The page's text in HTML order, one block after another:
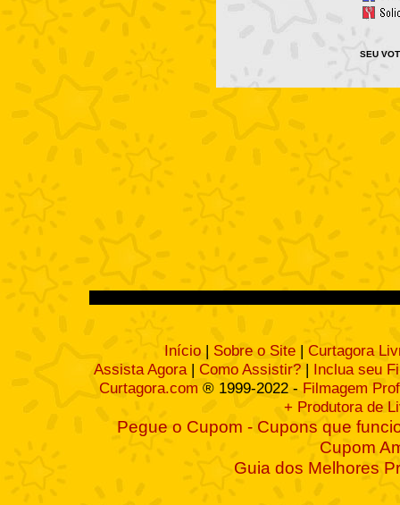
SEU
Início | Sobre o Site | Curtagora
Assista Agora| Como Assistir? | Inclua seu
Curtagora.com ® 1999-2022 - Filmagem
+ Produtora de
Pegue o Cupom - Cupons que
Cupom
Guia dos Melhores